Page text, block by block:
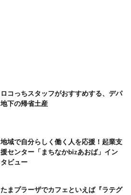
ロコっちスタッフがおすすめする、デパ
地下の帰省土産
地域で自分らしく働く人を応援！起業支
援センター「まちなかbizあおば」イン
タビュー
たまプラーザでカフェといえば『ラテグ